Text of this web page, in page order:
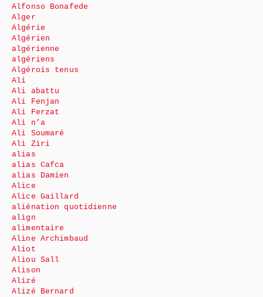
Alfonso Bonafede
Alger
Algérie
Algérien
algérienne
algériens
Algérois tenus
Ali
Ali abattu
Ali Fenjan
Ali Ferzat
Ali n’a
Ali Soumaré
Ali Ziri
alias
alias Cafca
alias Damien
Alice
Alice Gaillard
aliénation quotidienne
align
alimentaire
Aline Archimbaud
Aliot
Aliou Sall
Alison
Alizé
Alizé Bernard